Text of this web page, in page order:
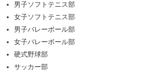
男子ソフトテニス部
女子ソフトテニス部
男子バレーボール部
女子バレーボール部
硬式野球部
サッカー部